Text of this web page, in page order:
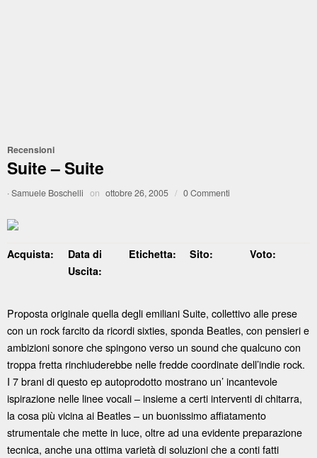
Recensioni
Suite – Suite
·Samuele Boschelli on ottobre 26, 2005 / 0 Commenti
Acquista:
Data di
Uscita:
Etichetta: Sito: Voto:
Proposta originale quella degli emiliani Suite, collettivo alle prese
con un rock farcito da ricordi sixties, sponda Beatles, con pensieri e
ambizioni sonore che spingono verso un sound che qualcuno con
troppa fretta rinchiuderebbe nelle fredde coordinate dell’indie rock.
I 7 brani di questo ep autoprodotto mostrano un’ incantevole
ispirazione nelle linee vocali – insieme a certi interventi di chitarra,
la cosa più vicina ai Beatles – un buonissimo affiatamento
strumentale che mette in luce, oltre ad una evidente preparazione
tecnica, anche una ottima varietà di soluzioni che a conti fatti